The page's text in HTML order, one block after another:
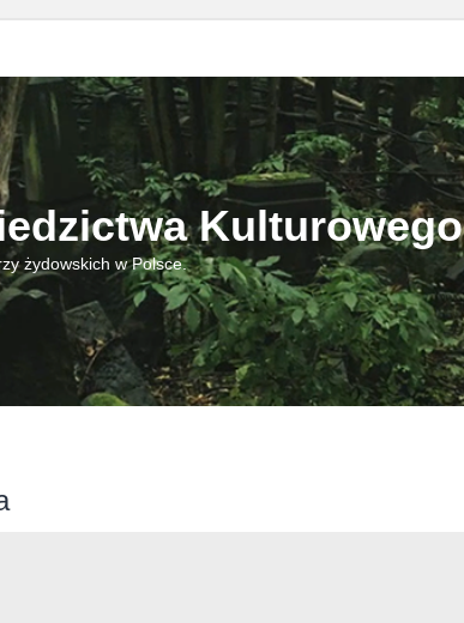
Kulturowego
żydowskich w Polsce.